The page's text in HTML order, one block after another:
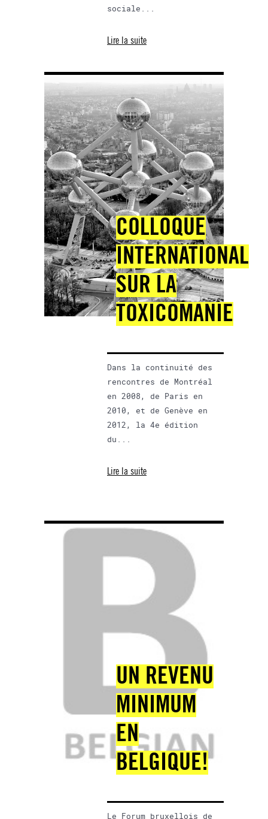
sociale...
Lire la suite
COLLOQUE
INTERNATIONAL
SUR LA
TOXICOMANIE
Dans la continuité des
rencontres de Montréal
en 2008, de Paris en
2010, et de Genève en
2012, la 4e édition
du...
Lire la suite
UN REVENU
MINIMUM
EN
BELGIQUE!
Le Forum bruxellois de